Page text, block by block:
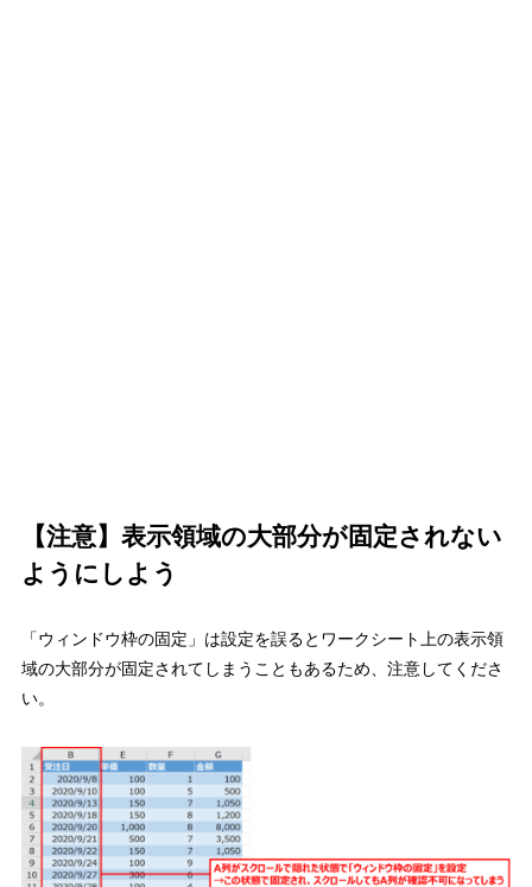
【注意】表示領域の大部分が固定されない
ようにしよう
「ウィンドウ枠の固定」は設定を誤るとワークシート上の表示領
域の大部分が固定されてしまうこともあるため、注意してくださ
い。